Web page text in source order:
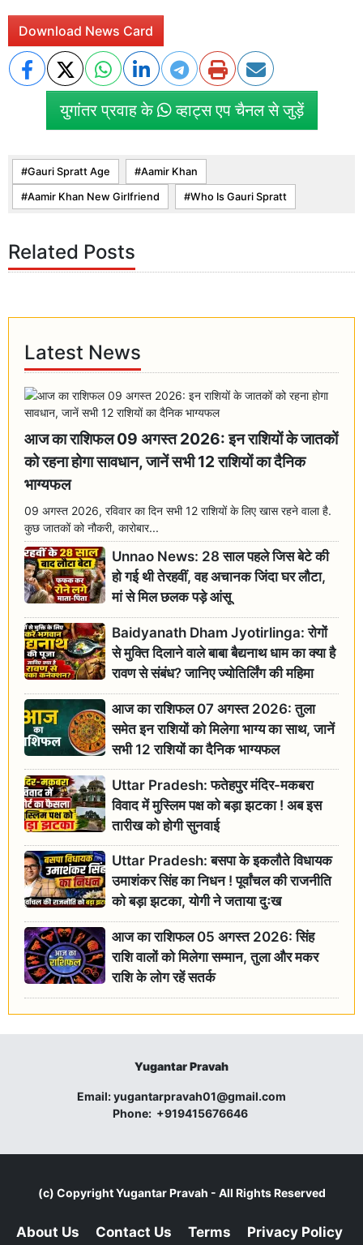
Download News Card
युगांतर प्रवाह के व्हाट्स एप चैनल से जुड़ें
Gauri Spratt Age Aamir Khan
Aamir Khan New Girlfriend Who Is Gauri Spratt
Related Posts
Latest News
आज का राशिफल 09 अगस्त 2026: इन राशियों के जातकों
को रहना होगा सावधान, जानें सभी 12 राशियों का दैनिक
भाग्यफल
09 अगस्त 2026, रविवार का दिन सभी 12 राशियों के लिए खास रहने वाला है.
कुछ जातकों को नौकरी, कारोबार...
Unnao News: 28 साल पहले जिस बेटे की
हो गई थी तेरहवीं, वह अचानक जिंदा घर लौटा,
मां से मिल छलक पड़े आंसू
Baidyanath Dham Jyotirlinga: रोगों
से मुक्ति दिलाने वाले बाबा बैद्यनाथ धाम का क्या है
रावण से संबंध? जानिए ज्योतिर्लिंग की महिमा
आज का राशिफल 07 अगस्त 2026: तुला
समेत इन राशियों को मिलेगा भाग्य का साथ, जानें
सभी 12 राशियों का दैनिक भाग्यफल
Uttar Pradesh: फतेहपुर मंदिर-मकबरा
विवाद में मुस्लिम पक्ष को बड़ा झटका ! अब इस
तारीख को होगी सुनवाई
Uttar Pradesh: बसपा के इकलौते विधायक
उमाशंकर सिंह का निधन ! पूर्वांचल की राजनीति
को बड़ा झटका, योगी ने जताया दुःख
आज का राशिफल 05 अगस्त 2026: सिंह
राशि वालों को मिलेगा सम्मान, तुला और मकर
राशि के लोग रहें सतर्क
Yugantar Pravah
Email:yugantarpravah01@gmail.com
Phone: +919415676646
(c) CopyrightYugantar Pravah - All Rights Reserved
About Us Contact Us Terms Privacy Policy